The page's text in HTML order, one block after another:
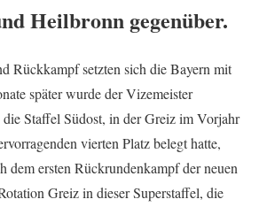
Heilbronn gegenüber.
Rückkampf setzten sich die Bayern mit
später wurde der Vizemeister
Staffel Südost, in der Greiz im Vorjahr
vierten Platz belegt hatte,
dem ersten Rückrundenkampf der neuen
Greiz in dieser Superstaffel, die